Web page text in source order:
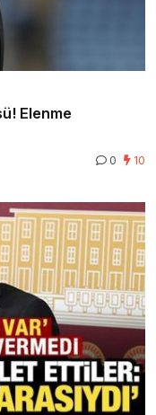
Elenme
0 10